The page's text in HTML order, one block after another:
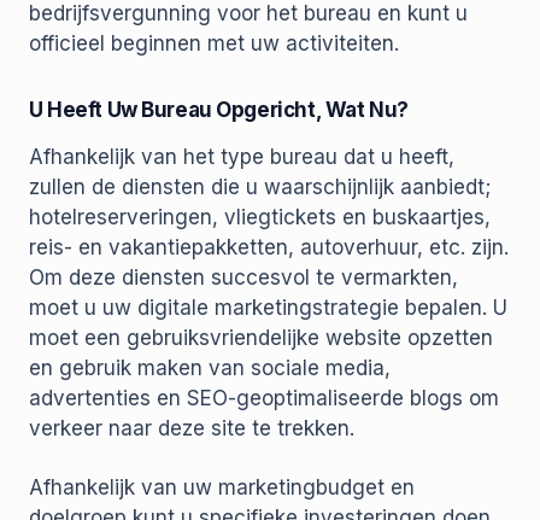
bedrijfsvergunning voor het bureau en kunt u
officieel beginnen met uw activiteiten.
U Heeft Uw Bureau Opgericht, Wat Nu?
Afhankelijk van het type bureau dat u heeft,
zullen de diensten die u waarschijnlijk aanbiedt;
hotelreserveringen, vliegtickets en buskaartjes,
reis- en vakantiepakketten, autoverhuur, etc. zijn.
Om deze diensten succesvol te vermarkten,
moet u uw digitale marketingstrategie bepalen. U
moet een gebruiksvriendelijke website opzetten
en gebruik maken van sociale media,
advertenties en SEO-geoptimaliseerde blogs om
verkeer naar deze site te trekken.
Afhankelijk van uw marketingbudget en